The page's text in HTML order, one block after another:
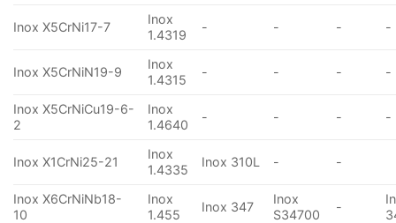
Inox X5CrNi17-7
Inox
1.4319
- - - -
Inox X5CrNiN19-9
Inox
1.4315
- - - -
Inox X5CrNiCu19-6-
2
Inox
1.4640
- - - -
Inox X1CrNi25-21
Inox
1.4335
Inox 310L - -
Inox X6CrNiNb18-
10
Inox
1.455
Inox 347
Inox
S34700
-